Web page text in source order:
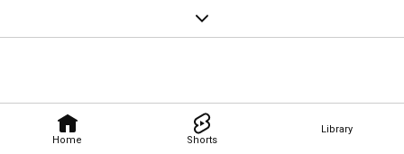
Home Shorts
Library